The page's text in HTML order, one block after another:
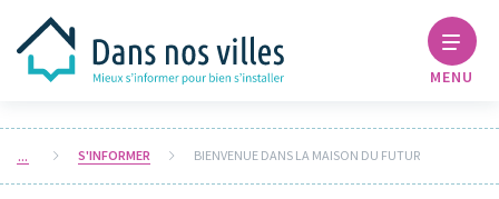
MENU
S'INFORMER BIENVENUE DANS LA MAISON DU FUTUR